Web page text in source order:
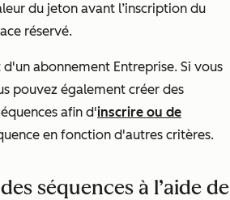
du jeton avant l’inscription du
réservé.
d'un abonnement Entreprise. Si vous
pouvez également créer des
afin d'inscrire ou de
en fonction d'autres critères.
séquences à l’aide de